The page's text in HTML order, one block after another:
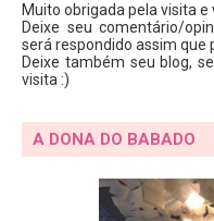
Muito obrigada pela visita e
Deixe seu comentário/
será respondido assim que
Deixe também seu blog,
visita :)
A DONA DO BABADO